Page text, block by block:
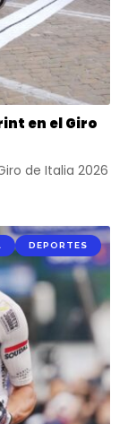
en el Giro
de Italia 2026
DEPORTES